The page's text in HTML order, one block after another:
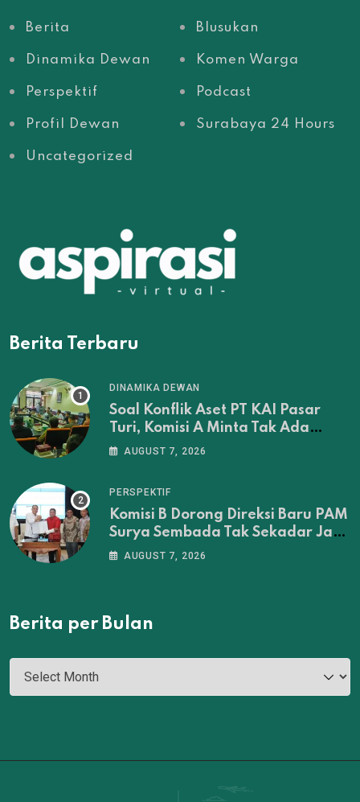
Berita Blusukan
Dinamika Dewan Komen Warga
Perspektif Podcast
Profil Dewan Surabaya 24 Hours
Uncategorized
Berita Terbaru
DINAMIKA DEWAN
Soal Konflik Aset PT KAI Pasar
Turi, Komisi A Minta Tak Ada
Penertiban Sebelum Musyawarah
AUGUST 7, 2026
PERSPEKTIF
Komisi B Dorong Direksi Baru PAM
Surya Sembada Tak Sekadar Jadi
Administrator‎
AUGUST 7, 2026
Berita per Bulan